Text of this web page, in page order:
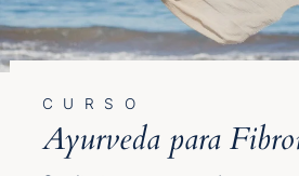
C U R S O
Ayurveda para